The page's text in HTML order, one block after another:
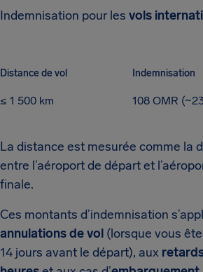
Indemnisation pour les vols
Distance de vol Indemnisation
≤ 1 500 km 108 OMR
La distance est mesurée comme la
entre l’aéroport de départ et
finale.
Ces montants d’indemnisation
annulations de vol (lorsque vous
14 jours avant le départ), aux